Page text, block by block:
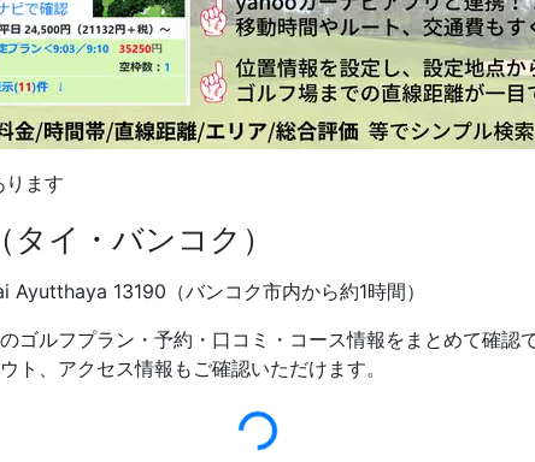
ます
イ・バンコク）
13190（バンコク市内から約1時間）
ゴルフプラン・予約・口コミ・コース情報をまとめて確認
ト、アクセス情報もご確認いただけます。